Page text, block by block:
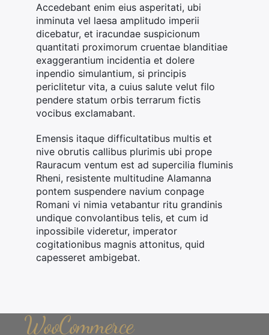
Accedebant enim eius asperitati, ubi
inminuta vel laesa amplitudo imperii
dicebatur, et iracundae suspicionum
quantitati proximorum cruentae blanditiae
exaggerantium incidentia et dolere
inpendio simulantium, si principis
periclitetur vita, a cuius salute velut filo
pendere statum orbis terrarum fictis
vocibus exclamabant.
Emensis itaque difficultatibus multis et
nive obrutis callibus plurimis ubi prope
Rauracum ventum est ad supercilia fluminis
Rheni, resistente multitudine Alamanna
pontem suspendere navium conpage
Romani vi nimia vetabantur ritu grandinis
undique convolantibus telis, et cum id
inpossibile videretur, imperator
cogitationibus magnis attonitus, quid
capesseret ambigebat.
WooCommerce